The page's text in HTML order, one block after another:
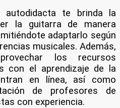
te brinda la
la guitarra de manera
adaptarlo según
musicales. Además,
los recursos
con el aprendizaje de la
en línea, así como
de profesores de
con experiencia.